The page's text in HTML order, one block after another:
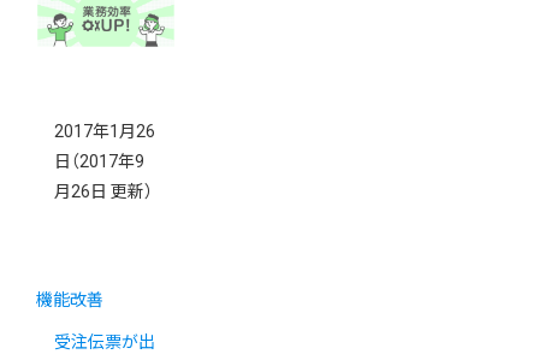
2017年1月26
日 （2017年9
月26日 更新）
機能改善
受注伝票が出